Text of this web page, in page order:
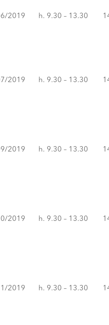
2019 h. 9.30 – 13.30
2019 h. 9.30 – 13.30
2019 h. 9.30 – 13.30
2019 h. 9.30 – 13.30
2019 h. 9.30 – 13.30